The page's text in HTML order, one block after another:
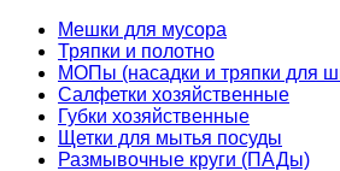
Мешки для мусора
Тряпки и полотно
МОПы (насадки и тряпки для
Салфетки хозяйственные
Губки хозяйственные
Щетки для мытья посуды
Размывочные круги (ПАДы)